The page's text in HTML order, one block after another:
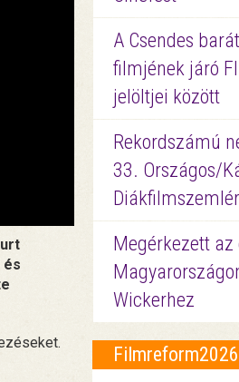
és
A Csendes
filmjének járó
jelöltjei között
Rekordszámú
33. Országos/
Megérkezett az
Wickerhez
Filmreform2026